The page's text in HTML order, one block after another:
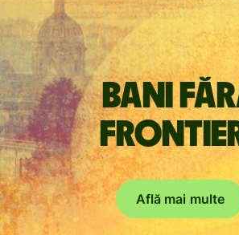
Bani
Află mai multe